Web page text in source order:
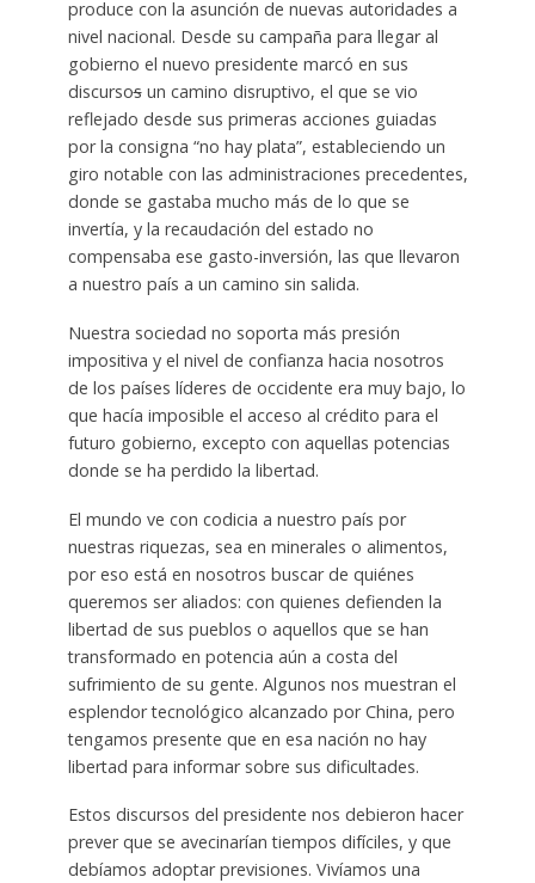
produce con la asunción de nuevas autoridades a
nivel nacional. Desde su campaña para llegar al
gobierno el nuevo presidente marcó en sus
discursosun camino disruptivo, el que se vio
reflejado desde sus primeras acciones guiadas
por la consigna “no hay plata”, estableciendo un
giro notable con las administraciones precedentes,
donde se gastaba mucho más de lo que se
invertía, y la recaudación del estado no
compensaba ese gasto-inversión, las que llevaron
a nuestro país a un camino sin salida.
Nuestra sociedad no soporta más presión
impositiva y el nivel de confianza hacia nosotros
de los países líderes de occidente era muy bajo, lo
que hacía imposible el acceso al crédito para el
futuro gobierno, excepto con aquellas potencias
donde se ha perdido la libertad.
El mundo ve con codicia a nuestro país por
nuestras riquezas, sea en minerales o alimentos,
por eso está en nosotros buscar de quiénes
queremos ser aliados: con quienes defienden la
libertad de sus pueblos o aquellos que se han
transformado en potencia aún a costa del
sufrimiento de su gente. Algunos nos muestran el
esplendor tecnológico alcanzado por China, pero
tengamos presente que en esa nación no hay
libertad para informar sobre sus dificultades.
Estos discursos del presidente nos debieron hacer
prever que se avecinarían tiempos difíciles, y que
debíamos adoptar previsiones. Vivíamos una